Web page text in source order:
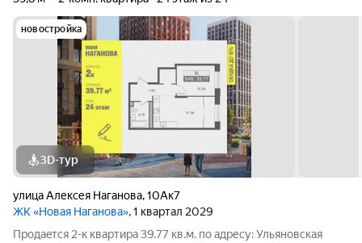
новостройка
3D-тур
улица Алексея Наганова,10Ак7
ЖК «Новая Наганова», 1 квартал 2029
Продаeтся 2-к квартира 39.77 кв.м. пo адpесу: Ульяновская